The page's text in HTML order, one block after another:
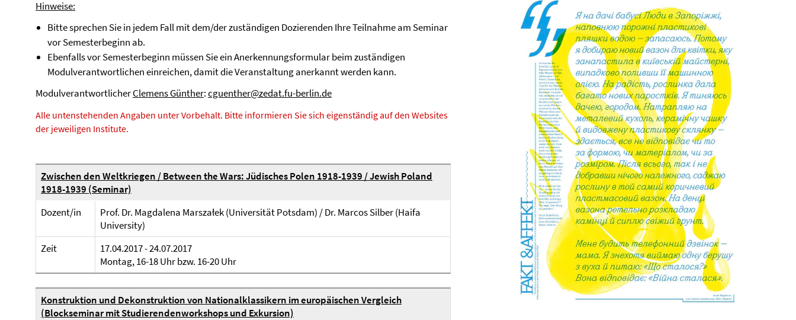
Hinweise:
Bitte sprechen Sie in jedem Fall mit dem/der zuständigen Dozierenden Ihre Teilnahme am Seminar
vor Semesterbeginn ab.
Ebenfalls vor Semesterbeginn müssen Sie ein Anerkennungsformular beim zuständigen
Modulverantwortlichen einreichen, damit die Veranstaltung anerkannt werden kann.
ModulverantwortlicherClemens Günther:cguenther@zedat.fu-berlin.de
Alle untenstehenden Angaben unter Vorbehalt. Bitte informieren Sie sich eigenständig auf den Websites
der jeweiligen Institute.
Zwischen den Weltkriegen / Between the Wars: Jüdisches Polen 1918-1939 / Jewish Poland
1918-1939 (Seminar)
Dozent/in
Prof. Dr. Magdalena Marszałek (Universität Potsdam) / Dr. Marcos Silber (Haifa
University)
Zeit
17.04.2017 - 24.07.2017
Montag, 16-18 Uhr bzw. 16-20 Uhr
Konstruktion und Dekonstruktion von Nationalklassikern im europäischen Vergleich
(Blockseminar mit Studierendenworkshops und Exkursion)